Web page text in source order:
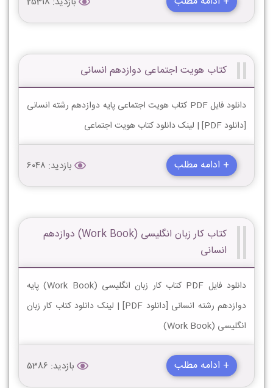
کتاب هویت اجتماعی دوازدهم انسانی
دانلود فایل PDF کتاب هویت اجتماعی پایه دوازدهم رشته انسانی
[دانلود PDF] | لینک دانلود کتاب هویت اجتماعی
+ ادامه مطلب بازدید: 6048
کتاب کار زبان انگلیسی (Work Book) دوازدهم
انسانی
دانلود فایل PDF کتاب کار زبان انگلیسی (Work Book) پایه
دوازدهم رشته انسانی [دانلود PDF] | لینک دانلود کتاب کار زبان
انگلیسی (Work Book)
+ ادامه مطلب بازدید: 5386